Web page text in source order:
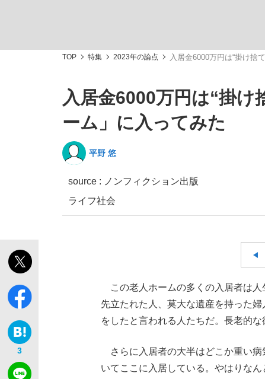
the Style
TOP 特集 2023年の論点 入居金6000万円は“掛け捨
入居金6000万円は“掛
ーム」に入ってみた
平野 悠
source : ノンフィクション出版
ライフ社会
3
この老人ホームの多くの入居者は人
先立たれた人、莫大な遺産を持った
をしたと言われる人たちだ。長老的
さらに入居者の大半はどこか重い病
いてここに入居している。やはりな